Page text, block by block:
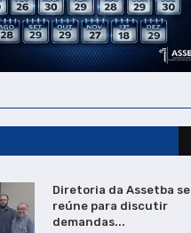
Diretoria da Assetba se
reúne para discutir
demandas...